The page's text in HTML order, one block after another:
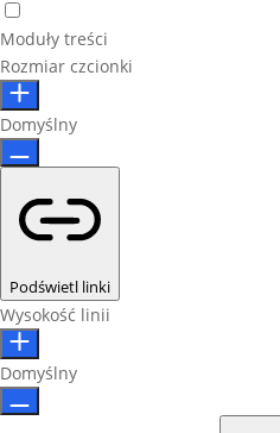
Moduły treści
Rozmiar czcionki
Domyślny
Podświetl linki
Wysokość linii
Domyślny